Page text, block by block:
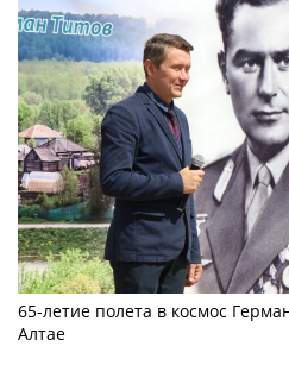
65-летие полета в космос
Алтае